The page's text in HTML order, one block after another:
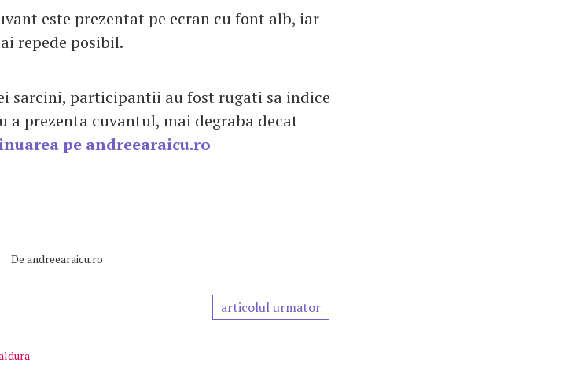
este prezentat pe ecran cu font alb, iar
repede posibil.
sarcini, participantii au fost rugati sa indice
prezenta cuvantul, mai degraba decat
pe andreearaicu.ro
De andreearaicu.ro
articolul urmator